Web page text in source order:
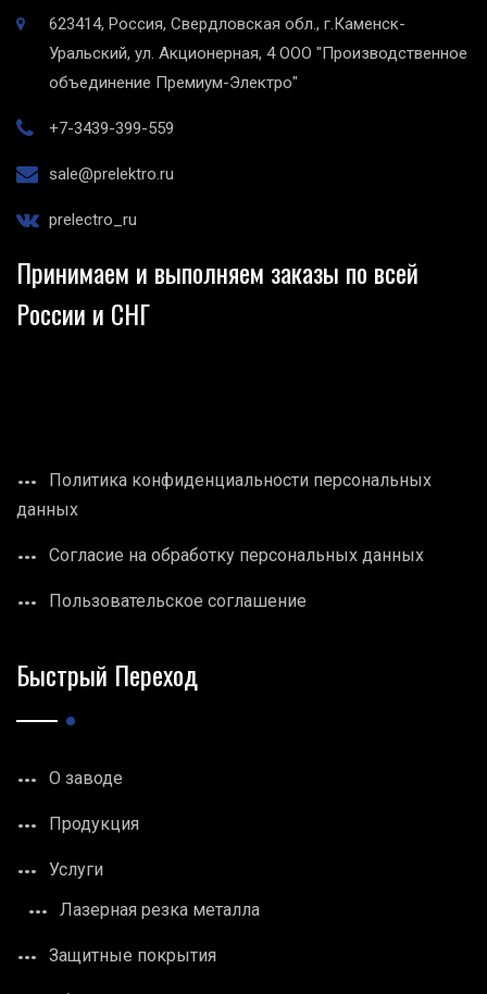
623414, Россия, Свердловская обл., г.Каменск-
Уральский, ул. Акционерная, 4 ООО "Производственное
объединение Премиум-Электро"
+7-3439-399-559
sale@prelektro.ru
prelectro_ru
Принимаем и выполняем заказы по всей
России и СНГ
Политика конфиденциальности персональных
данных
Согласие на обработку персональных данных
Пользовательское соглашение
Быстрый Переход
О заводе
Продукция
Услуги
Лазерная резка металла
Защитные покрытия